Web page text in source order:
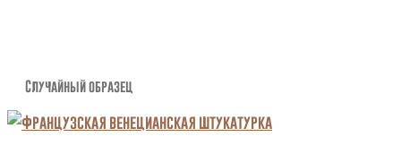
Случайный образец